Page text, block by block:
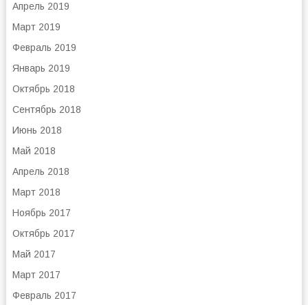
Апрель 2019
Март 2019
Февраль 2019
Январь 2019
Октябрь 2018
Сентябрь 2018
Июнь 2018
Май 2018
Апрель 2018
Март 2018
Ноябрь 2017
Октябрь 2017
Май 2017
Март 2017
Февраль 2017